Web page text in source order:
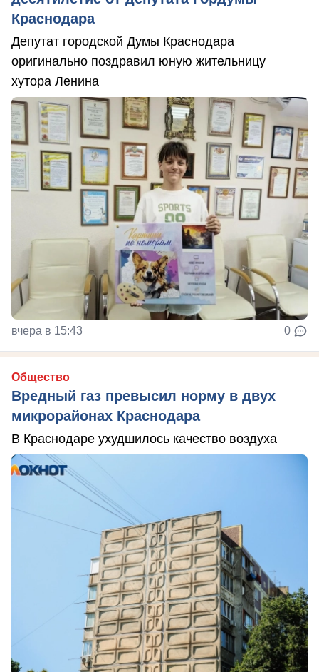
Краснодара
Депутат городской Думы Краснодара
оригинально поздравил юную жительницу
хутора Ленина
вчера в 15:43 0
Общество
Вредный газ превысил норму в двух
микрорайонах Краснодара
В Краснодаре ухудшилось качество воздуха